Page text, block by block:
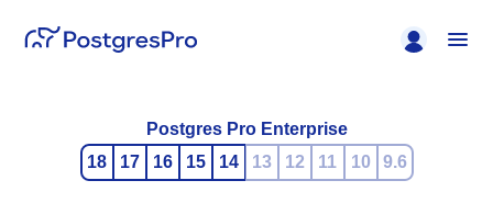
Postgres Pro Enterprise
18
17 16 15 14 13 12 11 10 9.6